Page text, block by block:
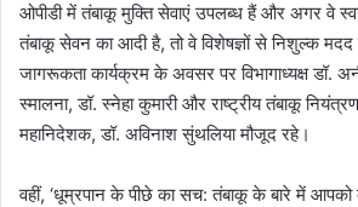
ओपीडी में तंबाकू मुक्ति सेवाएं उपलब्ध हैं और अगर वे
तंबाकू सेवन का आदी है, तो वे विशेषज्ञों से निशुल्क
जागरूकता कार्यक्रम के अवसर पर विभागाध्यक्ष डॉ.
स्मालना, डॉ. स्नेहा कुमारी और राष्ट्रीय तंबाकू
महानिदेशक, डॉ. अविनाश सुंथलिया मौजूद रहे।
वहीं, ‘धूम्रपान के पीछे का सच: तंबाकू के बारे में आपको